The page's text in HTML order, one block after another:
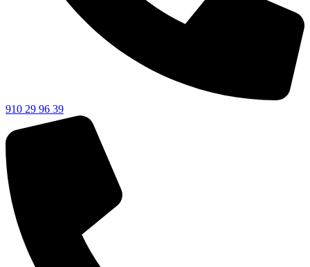
910 29 96 39